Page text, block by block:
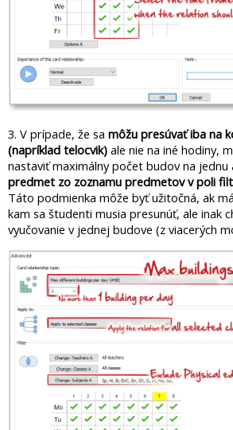
3. V prípade, že sa môžu presúvať iba na
(napríklad telocvik) ale nie na iné hodiny,
nastaviť maximálny počet budov na jednu
predmet zo zoznamu predmetov v poli
Táto podmienka môže byť užitočná, ak
kam sa študenti musia presunúť, ale inak
vyučovanie v jednej budove (z viacerých